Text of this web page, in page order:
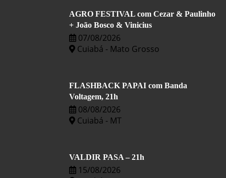
AGRO FESTIVAL com Cezar & Paulinho
+ João Bosco & Vinicius
07/08/2026
Cuiabá - Mato Grosso
FLASHBACK PAPAI com Banda
Voltagem, 21h
08/08/2026
Cuiabá - MT
VALDIR PASA – 21h
15/08/2026